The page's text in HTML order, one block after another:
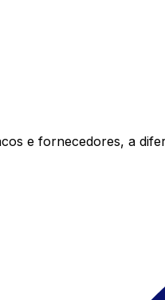
e fornecedores, a